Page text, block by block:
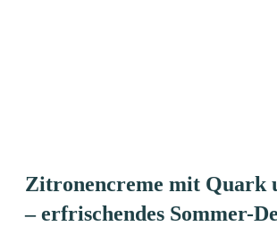
Zitronencreme mit Quark
– erfrischendes Sommer-